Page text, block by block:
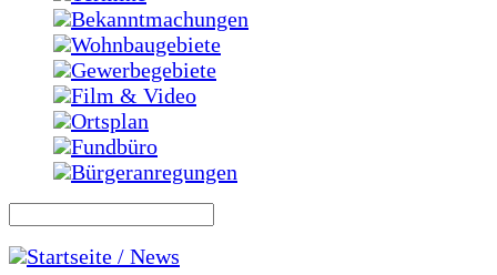
Bekanntmachungen
Wohnbaugebiete
Gewerbegebiete
Film & Video
Ortsplan
Fundbüro
Bürgeranregungen
Startseite / News